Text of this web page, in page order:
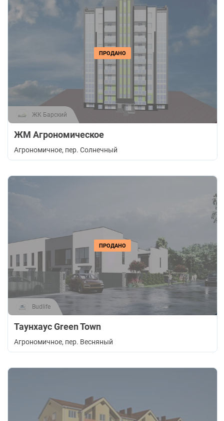
ПРОДАНО
ЖК Барский
ЖМ Агрономическое
Агрономичное, пер. Солнечный
ПРОДАНО
Budlife
Таунхаус Green Town
Агрономичное, пер. Весняный